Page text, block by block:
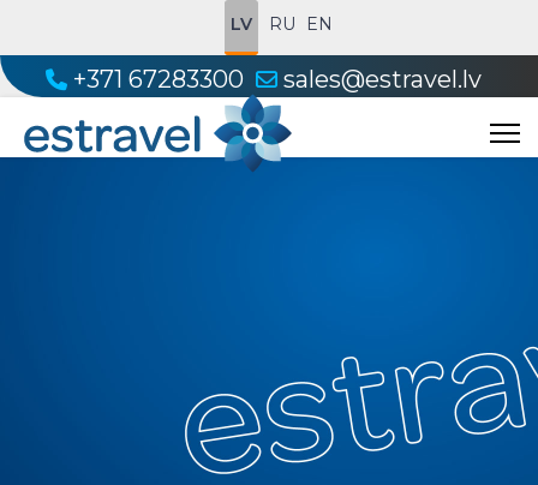
LV RU EN
+371 67283300 sales@estravel.lv